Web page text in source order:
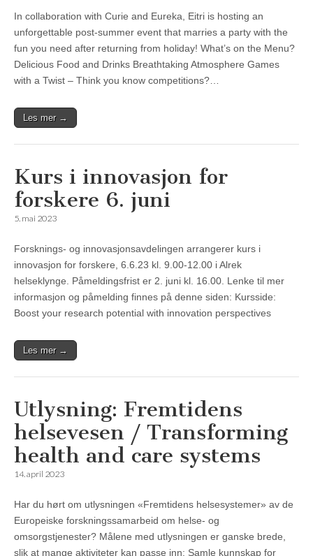
In collaboration with Curie and Eureka, Eitri is hosting an
unforgettable post-summer event that marries a party with the
fun you need after returning from holiday! What’s on the Menu?
Delicious Food and Drinks Breathtaking Atmosphere Games
with a Twist – Think you know competitions?…
Les mer →
Kurs i innovasjon for
forskere 6. juni
5. mai 2023
Forsknings- og innovasjonsavdelingen arrangerer kurs i
innovasjon for forskere, 6.6.23 kl. 9.00-12.00 i Alrek
helseklynge. Påmeldingsfrist er 2. juni kl. 16.00. Lenke til mer
informasjon og påmelding finnes på denne siden: Kursside:
Boost your research potential with innovation perspectives
Les mer →
Utlysning: Fremtidens
helsevesen / Transforming
health and care systems
14. april 2023
Har du hørt om utlysningen «Fremtidens helsesystemer» av de
Europeiske forskningssamarbeid om helse- og
omsorgstjenester? Målene med utlysningen er ganske brede,
slik at mange aktiviteter kan passe inn: Samle kunnskap for